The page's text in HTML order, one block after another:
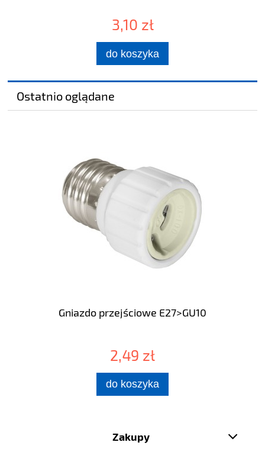
3,10 zł
do koszyka
Ostatnio oglądane
Gniazdo przejściowe E27>GU10
2,49 zł
do koszyka
Zakupy